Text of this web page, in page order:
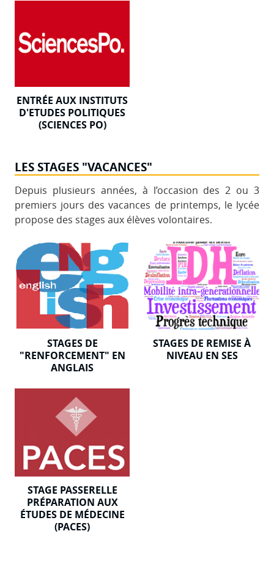
ENTRÉE AUX INSTITUTS
D'ETUDES POLITIQUES
(SCIENCES PO)
LES STAGES "VACANCES"
Depuis plusieurs années, à l’occasion des 2 ou 3
premiers jours des vacances de printemps, le lycée
propose des stages aux élèves volontaires.
STAGES DE
"RENFORCEMENT" EN
ANGLAIS
STAGES DE REMISE À
NIVEAU EN SES
STAGE PASSERELLE
PRÉPARATION AUX
ÉTUDES DE MÉDECINE
(PACES)